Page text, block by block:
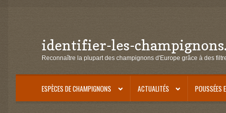
Aller
à
navigation
Aller
au
identifier-les-
Reconnaître la plupart des champignons d'Europe grâce à des
ESPÈCES DE CHAMPIGNONS ACTUALITÉS POUSSÉES